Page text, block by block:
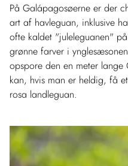
På Galápagosøerne er der
art af havleguan, inklusive
ofte kaldet "juleleguanen"
grønne farver i
opspore den en meter
kan, hvis man er heldig, få
rosa landleguan.